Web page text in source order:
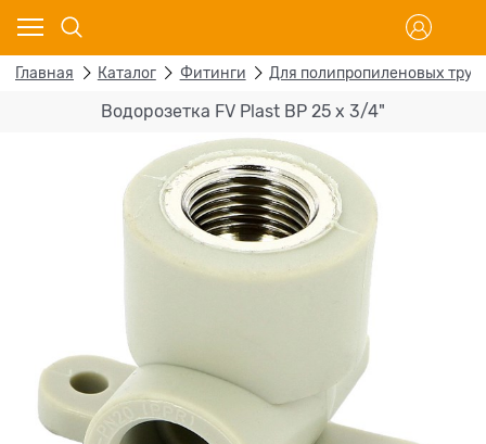
Главная Каталог Фитинги Для полипропиленовых труб
Водорозетка FV Plast ВР 25 х 3/4"